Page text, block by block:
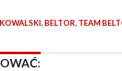
, BELTOR, TEAM